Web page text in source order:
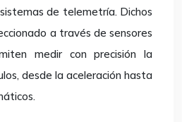
de telemetría. Dichos
a través de sensores
medir con precisión la
desde la aceleración hasta